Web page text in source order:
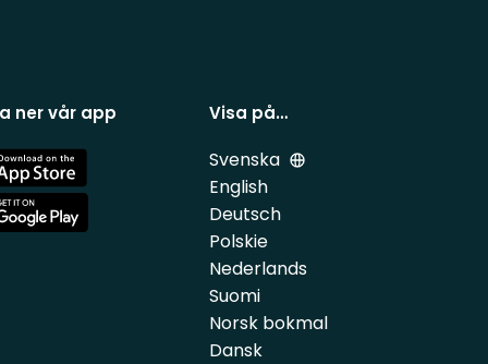
ner vår app Visa på…
Svenska
English
Deutsch
Polskie
Nederlands
Suomi
Norsk bokmal
Dansk